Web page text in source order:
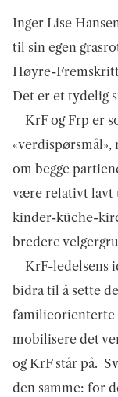
Inger Lise
til sin egen
Høyre-
Det er et tydelig
KrF og Frp er
«verdispørsmål»,
om begge
være relativt lavt
kinder-küche-
bredere
KrF-ledelsens
bidra til å sette
familieorienterte
mobilisere det
og KrF står på.
den samme: for